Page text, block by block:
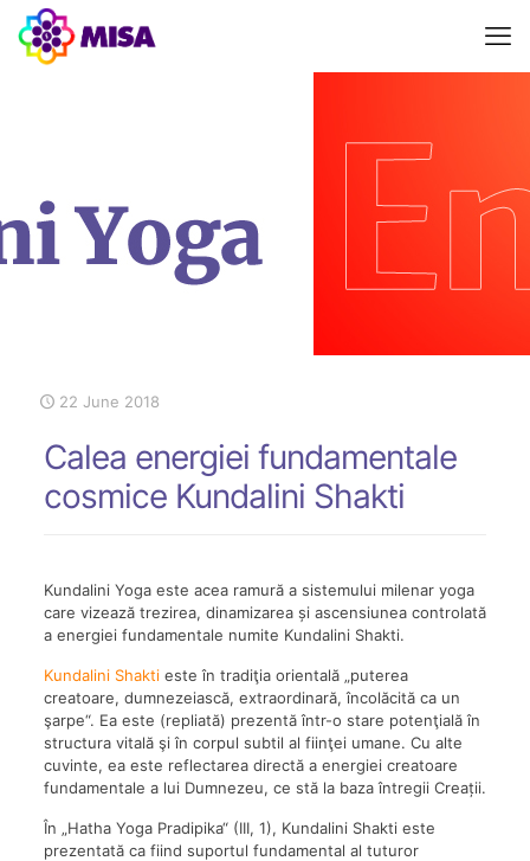
22 June 2018
Calea energiei fundamentale
cosmice Kundalini Shakti
Kundalini Yoga este acea ramură a sistemului milenar yoga
care vizează trezirea, dinamizarea și ascensiunea controlată
a energiei fundamentale numite Kundalini Shakti.
Kundalini Shaktieste în tradiţia orientală „puterea
creatoare, dumnezeiască, extraordinară, încolăcită ca un
şarpe“. Ea este (repliată) prezentă într-o stare potenţială în
structura vitală şi în corpul subtil al fiinţei umane. Cu alte
cuvinte, ea este reflectarea directă a energiei creatoare
fundamentale a lui Dumnezeu, ce stă la baza întregii Creații.
În „Hatha Yoga Pradipika“ (III, 1), Kundalini Shakti este
prezentată ca fiind suportul fundamental al tuturor